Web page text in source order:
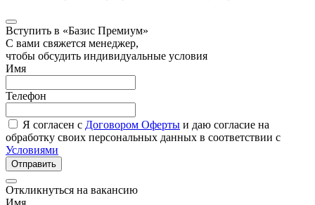
Вступить в «Базис Премиум»
С вами свяжется менеджер,
чтобы обсудить индивидуальные условия
Имя
Телефон
Я согласен с Договором Оферты и даю согласие на
обработку своих персональных данных в соответствии с
Условиями
Отправить
Откликнуться на вакансию
Имя